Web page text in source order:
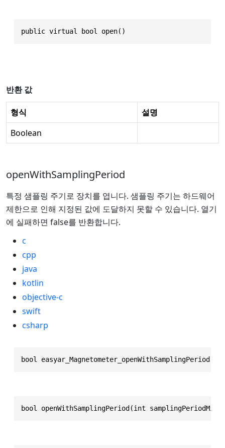
public virtual bool open()
반환 값
형식
설명
Boolean
openWithSamplingPeriod
특정 샘플링 주기로 장치를 엽니다. 샘플링 주기는 하드웨어
제한으로 인해 지정된 값에 도달하지 못할 수 있습니다. 열기
에 실패하면 false를 반환합니다.
c
cpp
java
kotlin
objective-c
swift
csharp
bool
bool openWithSamplingPeriod(int